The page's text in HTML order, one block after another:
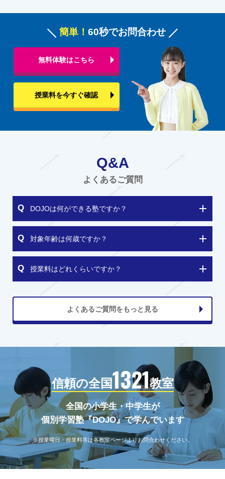
簡単！ 60秒でお問合わせ
無料体験はこちら
授業料を今すぐ確認
Q&A
よくあるご質問
DOJOは何ができる塾ですか？
対象年齢は何歳ですか？
授業料はどれくらいですか？
よくあるご質問をもっと見る
信頼の全国1321教室
全国の小学生・中学生が
個別学習塾『DOJO』で学んでいます
※授業曜日・授業料等は各教室ページよりお問合わせください。